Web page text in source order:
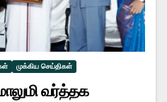
முக்கிய செய்திகள்
வர்த்தக